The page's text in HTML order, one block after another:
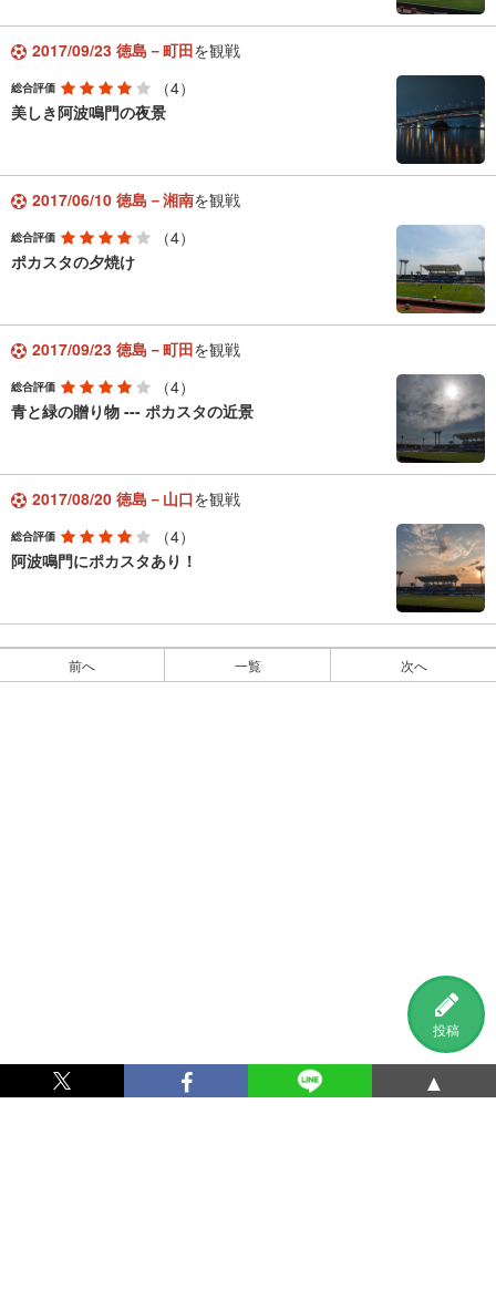
投稿
2017/09/23 徳島－町田を観戦
総合評価
（4）
美しき阿波鳴門の夜景
2017/06/10 徳島－湘南を観戦
総合評価
（4）
ポカスタの夕焼け
2017/09/23 徳島－町田を観戦
総合評価
（4）
青と緑の贈り物 --- ポカスタの近景
2017/08/20 徳島－山口を観戦
総合評価
（4）
阿波鳴門にポカスタあり！
前へ 一覧 次へ
▲